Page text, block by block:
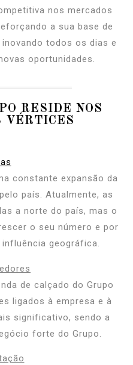
nos mercados
a sua base de
todos os dias e
oportunidades.
RESIDE NOS
VÉRTICES
constante expansão da
país. Atualmente, as
a norte do país, mas o
o seu número e por
geográfica.
de calçado do Grupo
ligados à empresa e à
significativo, sendo a
forte do Grupo.